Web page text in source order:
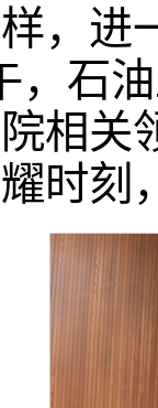
，进
，石
相关
时刻